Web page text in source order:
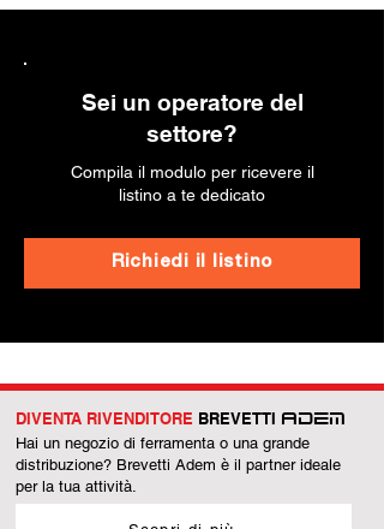
Sei un operatore del
settore?
Compila il modulo per ricevere il
listino a te dedicato
Richiedi il listino
DIVENTA RIVENDITORE BREVETTI ADEM
Hai un negozio di ferramenta o una grande
distribuzione? Brevetti Adem è il partner ideale
per la tua attività.